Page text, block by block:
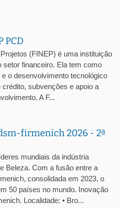
PCD
(FINEP) é uma instituição
setor financeiro. Ela tem como
o desenvolvimento tecnológico
subvenções e apoio a
A F...
firmenich 2026 - 2ª
mundiais da indústria
Beleza. Com a fusão entre a
consolidada em 2023, o
50 países no mundo. Inovação
Localidade: • Bro...